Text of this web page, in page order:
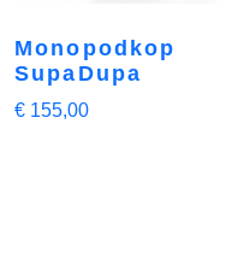
Monopodkop
SupaDupa
€ 155,00